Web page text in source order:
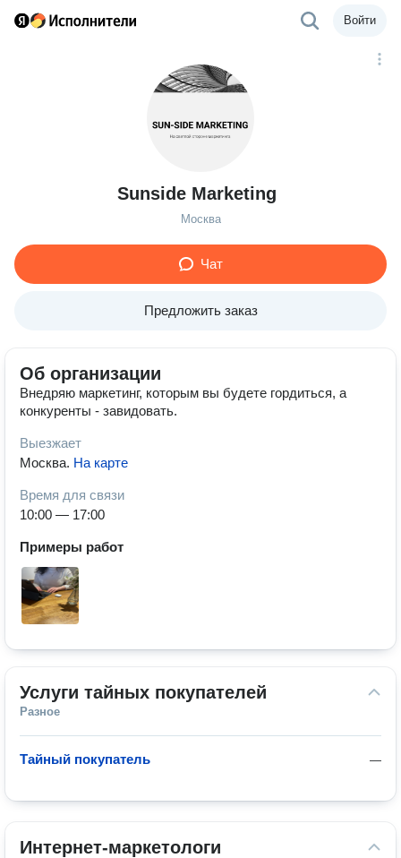
Войти
Sunside Marketing
Москва
Чат
Предложить заказ
Об организации
Внедряю маркетинг, которым вы будете гордиться, а
конкуренты - завидовать.
Выезжает
Москва. На карте
Время для связи
10:00 — 17:00
Примеры работ
Услуги тайных покупателей
Разное
—
Тайный покупатель
Интернет-маркетологи